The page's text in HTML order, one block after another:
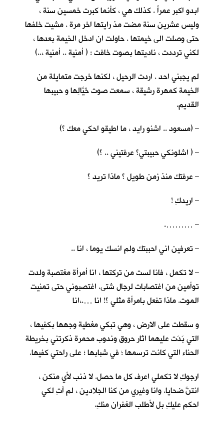
ابدو اكبر عمراً . كذلك هي ، كأنما كبرت خمسين سنة ،
وليس عشرين سنة مضت مذ رايتها اخر مرة . مشيت خلفها
حتى وصلت الى خيمتها . حاولت ان ادخل الخيمة بعدها ،
لكني ترددت ، ناديتها بصوت خافت : ( أمنية .. أمنية ،..)
لم يجبني احد . اردت الرحيل ، لكنها خرجت متمايلة من
الخيمة كمهرة رشيقة ، سمعت صوت خَيَّالِها و حبيبها
القديم.
– (مسعود .. اشنو رايد ، ما اطيقو احكي معك ؟)
– ( اشلونكي حبيبتي؟ عرفتيني .. ؟)
– عرفتك منذ زمن طويل ؟ ماذا تريد ؟
– اريدكِ !
– ……….
– تعرفين اني احببتك ولم انسك يوما ، انا ..
– لا تكمل ، فانا لست من تركتها ، انا أمرأة مغتصبة ولدت
توأمين من اغتصابات لرجال شتى. اغتصبوني حتى تمنيت
الموت. ماذا تفعل بامرأة مثلي ؟! انا ….،انا
و سقطت على الارض ، وهي تبكي مغطية وجهها بكفيها ،
التي بَدَت عليهما اثار حروق وندوب محمرة ذكرتني بخريطة
الحناء التي كانت ترسمها ؛ في شبابها ؛ على راحتي كفيها.
ارجوكِ لا تكملي اعرف كل ما حصل. لا ذنب لأي منكن ،
انتنَّ ضحايا. وانا وغيري من كنا الجلادين ، لم آتِ لكي
احكم عليكِ بل لأطلب الغفران منكِ.